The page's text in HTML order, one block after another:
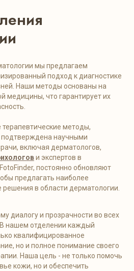
мы предлагаем
подход к диагностике
Наши методы основаны на
медицины, что гарантирует их
методы,
научными
включая дерматологов,
и экспертов в
постоянно обновляют
предлагать наиболее
в области дерматологии.
диалогу и прозрачности во всех
нашем отделении каждый
квалифицированное
но и полное понимание своего
Наша цель - не только помочь
кожи, но и обеспечить